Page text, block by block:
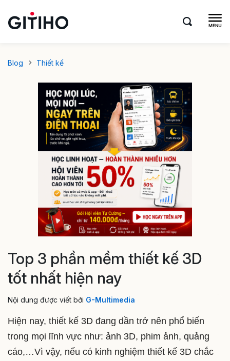
Blog Thiết kế
Top 3 phần mềm thiết kế 3D
tốt nhất hiện nay
Nội dung được viết bởi G-Multimedia
Hiện nay, thiết kế 3D đang dần trở nên phổ biến
trong mọi lĩnh vực như: ảnh 3D, phim ảnh, quảng
cáo,…Vì vậy, nếu có kinh nghiệm thiết kế 3D chắc